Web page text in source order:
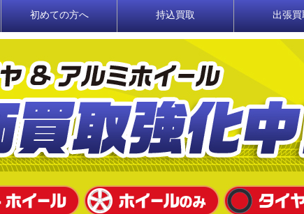
初めての方へ 持込買取 出張買